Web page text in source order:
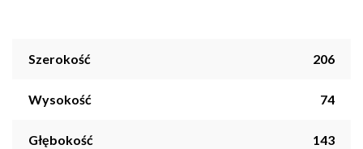
Szerokość 206
Wysokość 74
Głębokość 143